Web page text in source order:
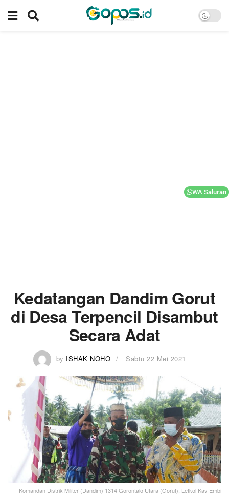
Kedatangan Dandim Gorut
di Desa Terpencil Disambut
Secara Adat
by ISHAK NOHO Sabtu 22 Mei 2021
Komandan Distrik Militer (Dandim) 1314 Gorontalo Utara (Gorut), Letkol Kav Embi
WA Saluran